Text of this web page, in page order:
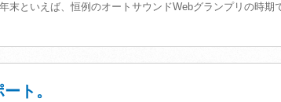
末といえば、恒例のオートサウンドWebグランプリの時期
ト。